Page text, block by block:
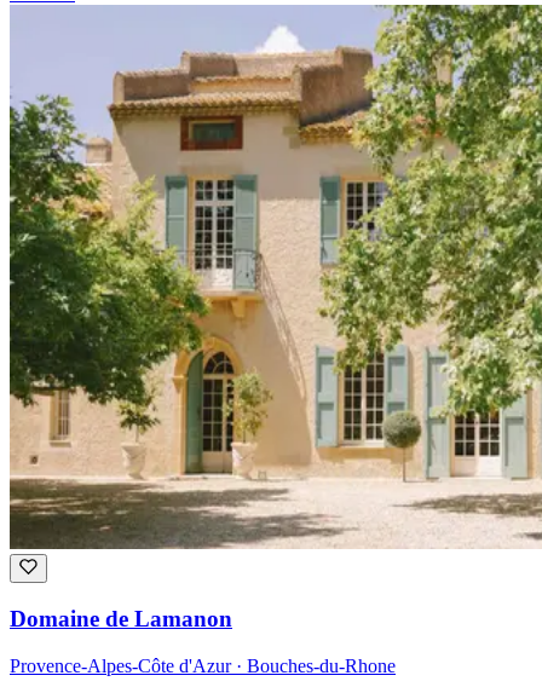
Domaine de Lamanon
Provence-Alpes-Côte d'Azur · Bouches-du-Rhone